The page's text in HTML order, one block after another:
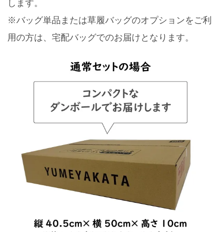
します。
※バッグ単品または草履バッグのオプションをご利
用の方は、宅配バッグでのお届けとなります。